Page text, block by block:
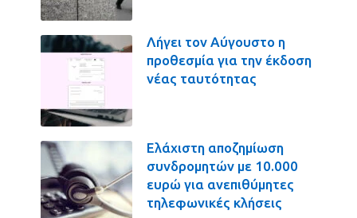
Λήγει τον Αύγουστο η
προθεσμία για την έκδοση
νέας ταυτότητας
Ελάχιστη αποζημίωση
συνδρομητών με 10.000
ευρώ για ανεπιθύμητες
τηλεφωνικές κλήσεις